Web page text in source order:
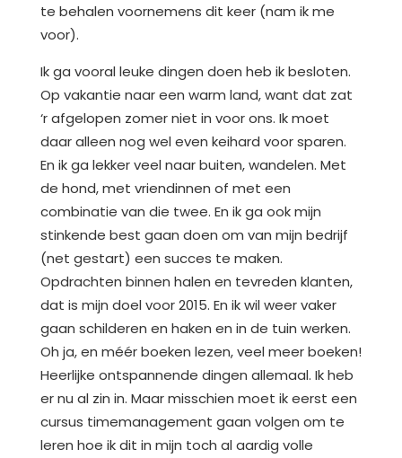
te behalen voornemens dit keer (nam ik me
voor).
Ik ga vooral leuke dingen doen heb ik besloten.
Op vakantie naar een warm land, want dat zat
‘r afgelopen zomer niet in voor ons. Ik moet
daar alleen nog wel even keihard voor sparen.
En ik ga lekker veel naar buiten, wandelen. Met
de hond, met vriendinnen of met een
combinatie van die twee. En ik ga ook mijn
stinkende best gaan doen om van mijn bedrijf
(net gestart) een succes te maken.
Opdrachten binnen halen en tevreden klanten,
dat is mijn doel voor 2015. En ik wil weer vaker
gaan schilderen en haken en in de tuin werken.
Oh ja, en méér boeken lezen, veel meer boeken!
Heerlijke ontspannende dingen allemaal. Ik heb
er nu al zin in. Maar misschien moet ik eerst een
cursus timemanagement gaan volgen om te
leren hoe ik dit in mijn toch al aardig volle